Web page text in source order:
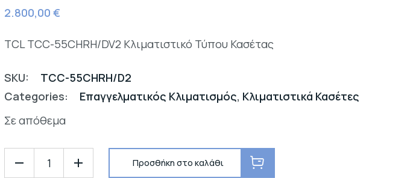
2.800,00€
TCL TCC-55CHRH/DV2 Κλιματιστικό Τύπου Κασέτας
SKU:
TCC-55CHRH/D2
Categories:
Επαγγελματικός Κλιματισμός, Κλιματιστικά Κασέτες
Σε απόθεμα
Προσθήκη στο καλάθι